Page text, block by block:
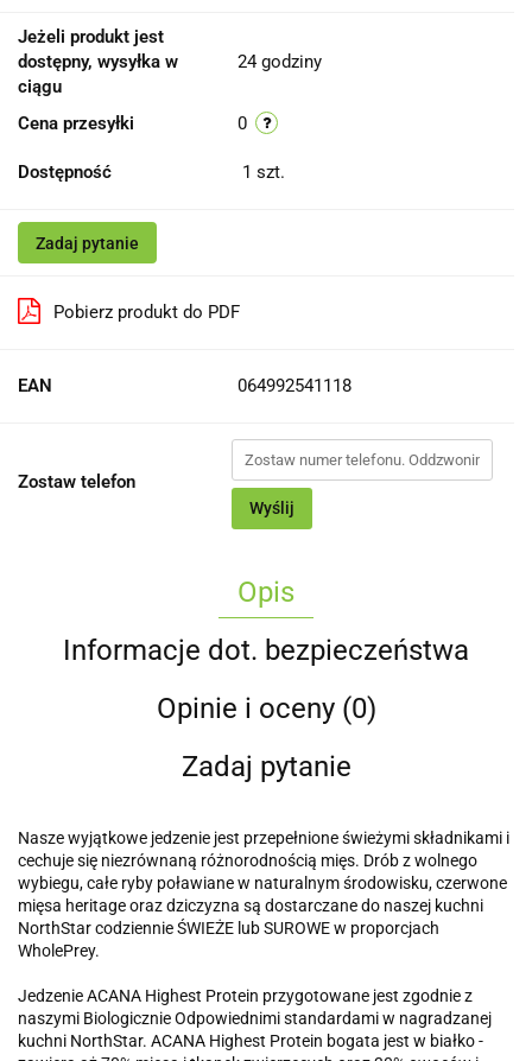
Jeżeli produkt jest
dostępny, wysyłka w
ciągu
24 godziny
Cena przesyłki 0
Dostępność 1 szt.
Zadaj pytanie
Pobierz produkt do PDF
EAN 064992541118
Zostaw telefon
Wyślij
Opis
Informacje dot. bezpieczeństwa
Opinie i oceny (0)
Zadaj pytanie
Nasze wyjątkowe jedzenie jest przepełnione świeżymi składnikami i
cechuje się niezrównaną różnorodnością mięs. Drób z wolnego
wybiegu, całe ryby poławiane w naturalnym środowisku, czerwone
mięsa heritage oraz dziczyzna są dostarczane do naszej kuchni
NorthStar codziennie ŚWIEŻE lub SUROWE w proporcjach
WholePrey.
Jedzenie ACANA Highest Protein przygotowane jest zgodnie z
naszymi Biologicznie Odpowiednimi standardami w nagradzanej
kuchni NorthStar. ACANA Highest Protein bogata jest w białko -